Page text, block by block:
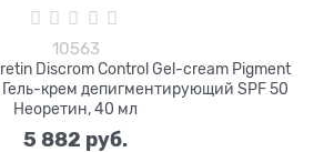
10563
Discrom Control Gel-cream Pigment
Гель-крем депигментирующий SPF 50
Неоретин, 40 мл
5 882 руб.